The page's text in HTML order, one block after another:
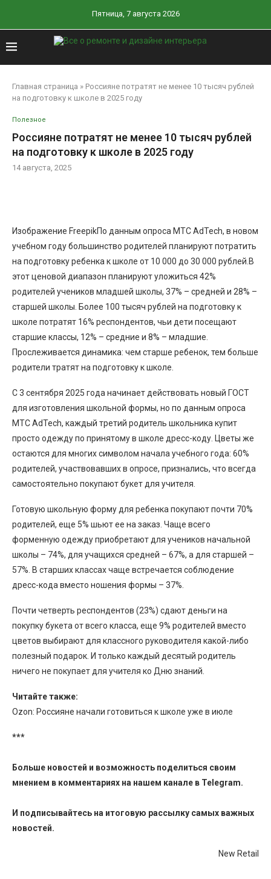
Пятница, 7 августа 2026
Главная страница » Россияне потратят не менее 10 тысяч рублей
на подготовку к школе в 2025 году
Полезное
Россияне потратят не менее 10 тысяч рублей
на подготовку к школе в 2025 году
14 августа, 2025
Изображение FreepikПо данным опроса МТС AdTech, в новом
учебном году большинство родителей планируют потратить
на подготовку ребенка к школе от 10 000 до 30 000 рублей.В
этот ценовой диапазон планируют уложиться 42%
родителей учеников младшей школы, 37% – средней и 28% –
старшей школы. Более 100 тысяч рублей на подготовку к
школе потратят 16% респондентов, чьи дети посещают
старшие классы, 12% – средние и 8% – младшие.
Прослеживается динамика: чем старше ребенок, тем больше
родители тратят на подготовку к школе.
С 3 сентября 2025 года начинает действовать новый ГОСТ
для изготовления школьной формы, но по данным опроса
МТС AdTech, каждый третий родитель школьника купит
просто одежду по принятому в школе дресс-коду. Цветы же
остаются для многих символом начала учебного года: 60%
родителей, участвовавших в опросе, признались, что всегда
самостоятельно покупают букет для учителя.
Готовую школьную форму для ребенка покупают почти 70%
родителей, еще 5% шьют ее на заказ. Чаще всего
форменную одежду приобретают для учеников начальной
школы – 74%, для учащихся средней – 67%, а для старшей –
57%. В старших классах чаще встречается соблюдение
дресс-кода вместо ношения формы – 37%.
Почти четверть респондентов (23%) сдают деньги на
покупку букета от всего класса, еще 9% родителей вместо
цветов выбирают для классного руководителя какой-либо
полезный подарок. И только каждый десятый родитель
ничего не покупает для учителя ко Дню знаний.
Читайтетакже:
Ozon: Россияне начали готовиться к школе уже в июле
***
Больше новостей и возможность поделиться своим
мнением в комментариях на нашем канале в Telegram.
И подписывайтесь на итоговую рассылку самых важных
новостей.
New Retail